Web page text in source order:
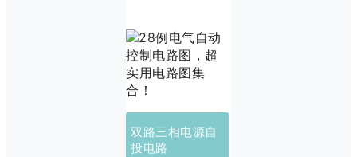
双路三相电源自
投电路